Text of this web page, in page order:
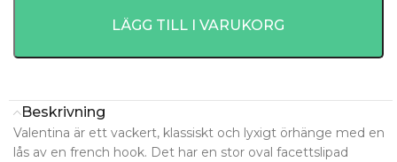
LÄGG TILL I VARUKORG
Beskrivning
Valentina är ett vackert, klassiskt och lyxigt örhänge med en
lås av en french hook. Det har en stor oval facettslipad